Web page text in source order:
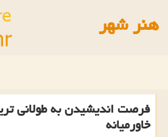
هنر شهر
فرصت اندیشیدن به طولانی
خاورمیانه